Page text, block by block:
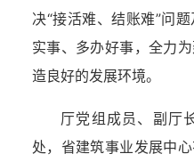
决“接活难、结账难”问
实事、多办好事，全力
造良好的发展环境。
厅党组成员、副厅
处，省建筑事业发展中